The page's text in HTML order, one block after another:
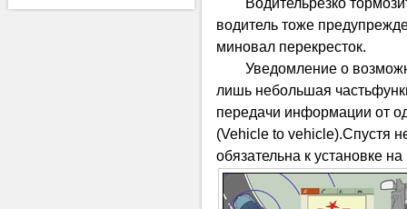
водитель тоже
миновал перекресток.
Уведомление о
лишь небольшая
передачи информации от
(Vehicle to vehicle).Спустя
обязательна к установке